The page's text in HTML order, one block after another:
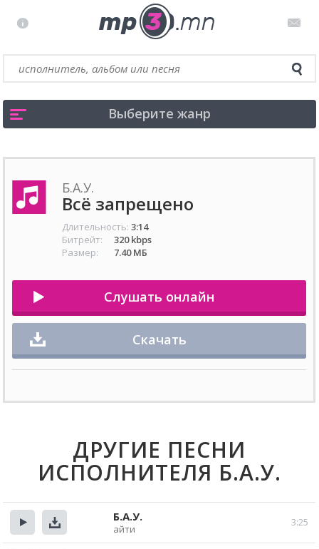
Выберите жанр
Б.А.У.
Всё запрещено
Длительность: 3:14
Битрейт:
320 kbps
Размер:
7.40 МБ
Слушать онлайн
Скачать
ДРУГИЕ ПЕСНИ
ИСПОЛНИТЕЛЯ Б.А.У.
Прослушать
Скачать
3:25
Б.А.У.
айти